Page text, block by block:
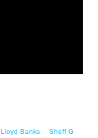
Lloyd Banks
Sheff G